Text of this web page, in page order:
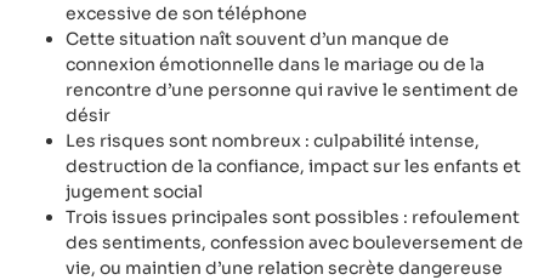
excessive de son téléphone
Cette situation naît souvent d’un manque de
connexion émotionnelle dans le mariage ou de la
rencontre d’une personne qui ravive le sentiment de
désir
Les risques sont nombreux : culpabilité intense,
destruction de la confiance, impact sur les enfants et
jugement social
Trois issues principales sont possibles : refoulement
des sentiments, confession avec bouleversement de
vie, ou maintien d’une relation secrète dangereuse